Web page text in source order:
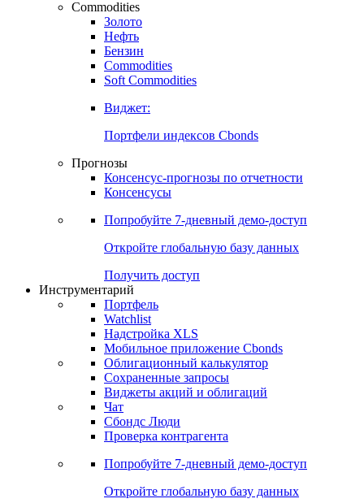
Commodities
Золото
Нефть
Бензин
Commodities
Soft Commodities
Виджет:
Портфели индексов Cbonds
Прогнозы
Консенсус-прогнозы по отчетности
Консенсусы
Попробуйте 7-дневный демо-доступ
Откройте глобальную базу данных
Получить доступ
Инструментарий
Портфель
Watchlist
Надстройка XLS
Мобильное приложение Cbonds
Облигационный калькулятор
Сохраненные запросы
Виджеты акций и облигаций
Чат
Сбондс Люди
Проверка контрагента
Попробуйте 7-дневный демо-доступ
Откройте глобальную базу данных